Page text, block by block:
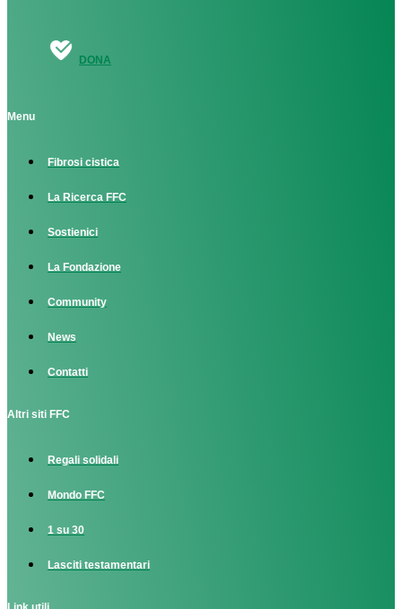
DONA
Menu
Fibrosi cistica
La Ricerca FFC
Sostienici
La Fondazione
Community
News
Contatti
Altri siti FFC
Regali solidali
Mondo FFC
1 su 30
Lasciti testamentari